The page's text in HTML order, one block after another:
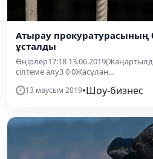
Атырау прокуратурасының
ұсталды
Өңірлер17:18
сілтеме алу3 0 0Жасұлан...
13 маусым 2019•Шоу-бизнес